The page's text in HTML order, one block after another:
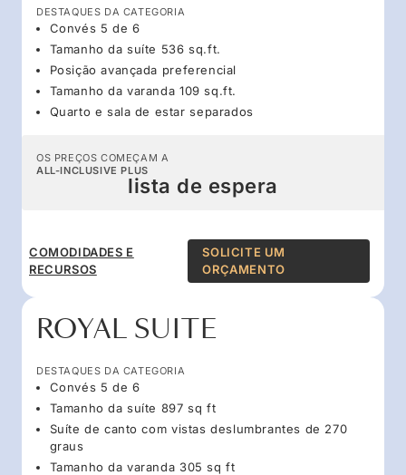
DESTAQUES DA CATEGORIA
Convés 5 de 6
Tamanho da suíte 536 sq.ft.
Posição avançada preferencial
Tamanho da varanda 109 sq.ft.
Quarto e sala de estar separados
OS PREÇOS COMEÇAM A
ALL-INCLUSIVE PLUS
lista de espera
COMODIDADES E
RECURSOS
SOLICITE UM
ORÇAMENTO
ROYAL SUITE
DESTAQUES DA CATEGORIA
Convés 5 de 6
Tamanho da suíte 897 sq ft
Suíte de canto com vistas deslumbrantes de 270
graus
Tamanho da varanda 305 sq ft